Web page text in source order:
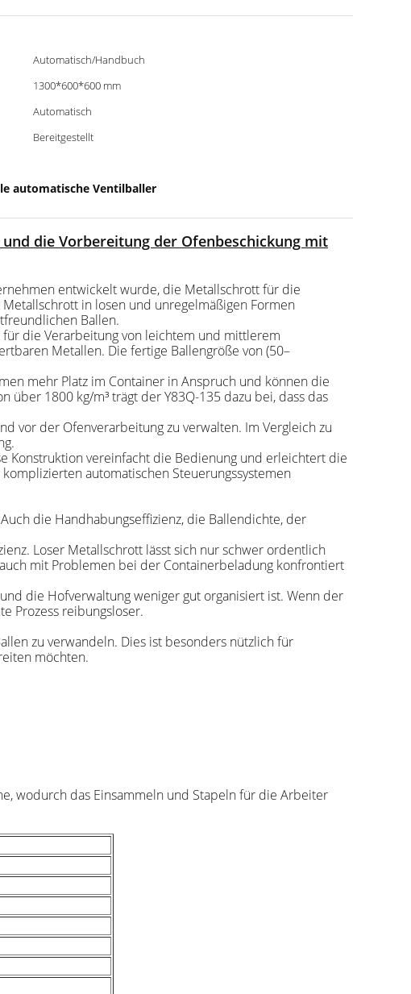
Automatisch/Handbuch
1300*600*600 mm
Automatisch
Bereitgestellt
automatische Ventilballer
die Vorbereitung der Ofenbeschickung mit
entwickelt wurde, die Metallschrott für die
in losen und unregelmäßigen Formen
Ballen.
die Verarbeitung von leichtem und mittlerem
Metallen. Die fertige Ballengröße von (50–
mehr Platz im Container in Anspruch und können die
1800 kg/m³ trägt der Y83Q-135 dazu bei, dass das
vor der Ofenverarbeitung zu verwalten. Im Vergleich zu
Konstruktion vereinfacht die Bedienung und erleichtert die
automatischen Steuerungssystemen
die Handhabungseffizienz, die Ballendichte, der
Loser Metallschrott lässt sich nur schwer ordentlich
mit Problemen bei der Containerbeladung konfrontiert
die Hofverwaltung weniger gut organisiert ist. Wenn der
Prozess reibungsloser.
zu verwandeln. Dies ist besonders nützlich für
möchten.
wodurch das Einsammeln und Stapeln für die Arbeiter